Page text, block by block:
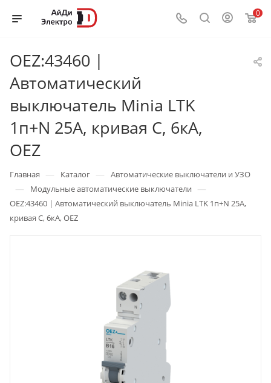
0
OEZ:43460 |
Автоматический
выключатель Minia LTK
1п+N 25А, кривая C, 6кА,
OEZ
Главная — Каталог — Автоматические выключатели и УЗО
— Модульные автоматические выключатели —
OEZ:43460 | Автоматический выключатель Minia LTK 1п+N 25А,
кривая C, 6кА, OEZ